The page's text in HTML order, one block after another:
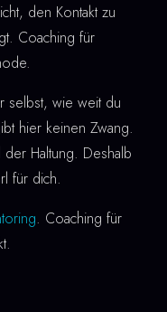
den Kontakt zu
Coaching für
selbst, wie weit du
hier keinen Zwang.
Haltung. Deshalb
für dich.
. Coaching für